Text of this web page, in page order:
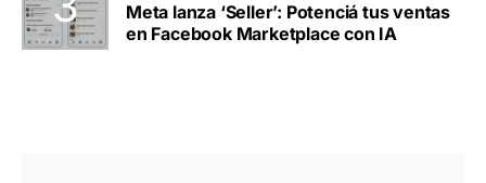
Meta lanza ‘Seller’: Potenciá tus ventas
en Facebook Marketplace con IA